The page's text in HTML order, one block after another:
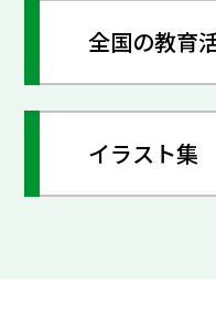
全国の教育
イラスト集